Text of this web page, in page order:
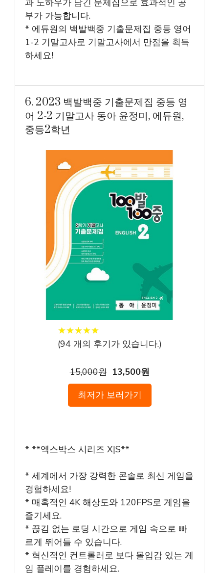
과 노하우가 담긴 문제집으로 효과적인 공
부가 가능합니다.
* 에듀원의 백발백중 기출문제집 중등 영어
1-2 기말고사로 기말고사에서 만점을 획득
하세요!
6. 2023 백발백중 기출문제집 중등 영
어 2-2 기말고사 동아 윤정미, 에듀원,
중등2학년
★★★★★
★★★★★
(94개의 후기가 있습니다.)
15,000원 13,500원
최저가 보러가기
* **엑스박스 시리즈 X|S**
* 세계에서 가장 강력한 콘솔로 최신 게임을
경험하세요!
* 매혹적인 4K 해상도와 120FPS로 게임을
즐기세요.
* 끊김 없는 로딩 시간으로 게임 속으로 빠
르게 뛰어들 수 있습니다.
* 혁신적인 컨트롤러로 보다 몰입감 있는 게
임 플레이를 경험하세요.